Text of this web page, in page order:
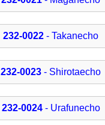
232-0022 - Takanecho
232-0023 - Shirotaecho
232-0024- Urafunecho